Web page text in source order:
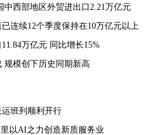
中西部地区外贸进出口2.21万亿元
连续12个季度保持在10万亿元以上
万亿元 同比增长15%
规模创下历史同期新高
班列顺利开行
以AI之力创造新质服务业